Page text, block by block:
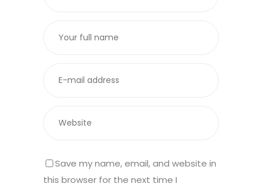
Save my name, email, and website in
this browser for the next time I